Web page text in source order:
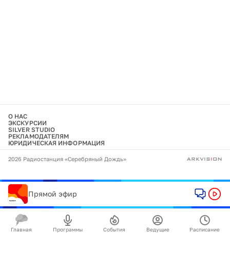
О НАС
ЭКСКУРСИИ
SILVER STUDIO
РЕКЛАМОДАТЕЛЯМ
ЮРИДИЧЕСКАЯ ИНФОРМАЦИЯ
2026 Радиостанция «Серебряный Дождь»
Прямой эфир
Главная Программы События Ведущие Расписание